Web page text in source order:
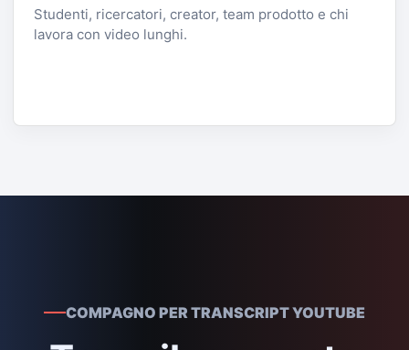
Studenti, ricercatori, creator, team prodotto e chi
lavora con video lunghi.
COMPAGNO PER TRANSCRIPT YOUTUBE